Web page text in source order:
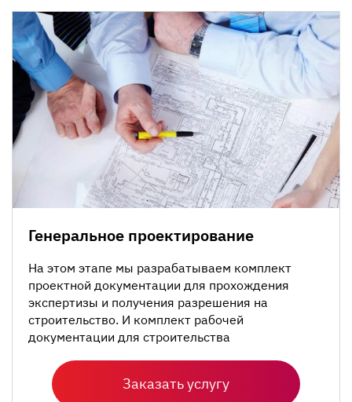
Генеральное проектирование
На этом этапе мы разрабатываем комплект
проектной документации для прохождения
экспертизы и получения разрешения на
строительство. И комплект рабочей
документации для строительства
Заказать услугу